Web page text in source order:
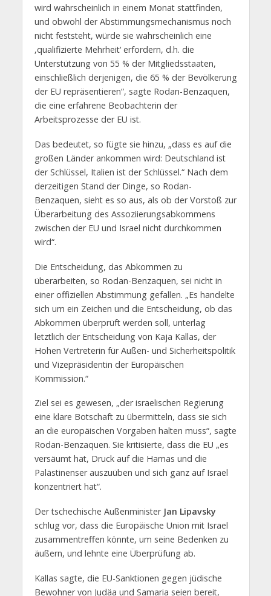
wird wahrscheinlich in einem Monat stattfinden,
und obwohl der Abstimmungsmechanismus noch
nicht feststeht, würde sie wahrscheinlich eine
‚qualifizierte Mehrheit‘ erfordern, d.h. die
Unterstützung von 55 % der Mitgliedsstaaten,
einschließlich derjenigen, die 65 % der Bevölkerung
der EU repräsentieren“, sagte Rodan-Benzaquen,
die eine erfahrene Beobachterin der
Arbeitsprozesse der EU ist.
Das bedeutet, so fügte sie hinzu, „dass es auf die
großen Länder ankommen wird: Deutschland ist
der Schlüssel, Italien ist der Schlüssel.“ Nach dem
derzeitigen Stand der Dinge, so Rodan-
Benzaquen, sieht es so aus, als ob der Vorstoß zur
Überarbeitung des Assoziierungsabkommens
zwischen der EU und Israel nicht durchkommen
wird“.
Die Entscheidung, das Abkommen zu
überarbeiten, so Rodan-Benzaquen, sei nicht in
einer offiziellen Abstimmung gefallen. „Es handelte
sich um ein Zeichen und die Entscheidung, ob das
Abkommen überprüft werden soll, unterlag
letztlich der Entscheidung von Kaja Kallas, der
Hohen Vertreterin für Außen- und Sicherheitspolitik
und Vizepräsidentin der Europäischen
Kommission.“
Ziel sei es gewesen, „der israelischen Regierung
eine klare Botschaft zu übermitteln, dass sie sich
an die europäischen Vorgaben halten muss“, sagte
Rodan-Benzaquen. Sie kritisierte, dass die EU „es
versäumt hat, Druck auf die Hamas und die
Palästinenser auszuüben und sich ganz auf Israel
konzentriert hat“.
Der tschechische Außenminister Jan Lipavsky
schlug vor, dass die Europäische Union mit Israel
zusammentreffen könnte, um seine Bedenken zu
äußern, und lehnte eine Überprüfung ab.
Kallas sagte, die EU-Sanktionen gegen jüdische
Bewohner von Judäa und Samaria seien bereit,